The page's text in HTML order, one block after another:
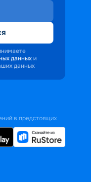
данных и
данных
в предстоящих